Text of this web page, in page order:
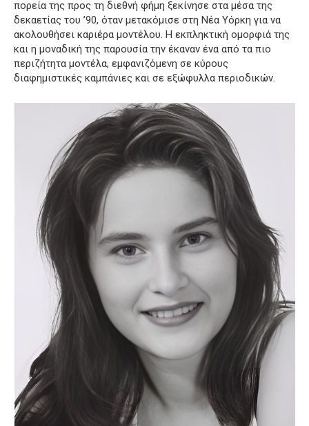
πορεία της προς τη διεθνή φήμη ξεκίνησε στα μέσα της
δεκαετίας του ’90, όταν μετακόμισε στη Νέα Υόρκη για να
ακολουθήσει καριέρα μοντέλου. Η εκπληκτική ομορφιά της
και η μοναδική της παρουσία την έκαναν ένα από τα πιο
περιζήτητα μοντέλα, εμφανιζόμενη σε κύρους
διαφημιστικές καμπάνιες και σε εξώφυλλα περιοδικών.